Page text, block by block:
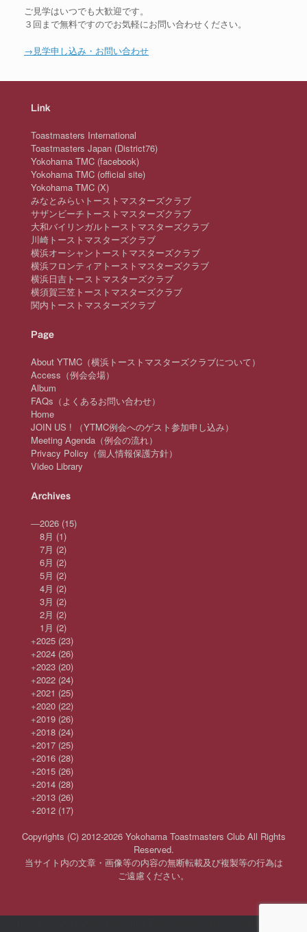
ご見学はいつでも大歓迎です。
３回まで無料ですのでお気軽にお問い合わせください。
→見学申し込み・お問い合わせ
Link
Toastmasters International
Toastmasters Japan (District76)
Yokohama TMC (facebook)
Yokohama TMC (official site)
Yokohama TMC (X)
みなとみらいトーストマスターズクラブ
サザンビーチトーストマスターズクラブ
大和バイリンガルトーストマスターズクラブ
川崎トーストマスターズクラブ
横浜オーシャントーストマスターズクラブ
横浜フロンティアトーストマスターズクラブ
横浜日吉トーストマスターズクラブ
横須賀三笠トーストマスターズクラブ
関内トーストマスターズクラブ
Page
About YTMC（横浜トーストマスターズクラブについて）
Access（例会会場）
Album
FAQs（よくあるお問い合わせ）
Home
JOIN US ! （YTMC例会へのゲスト参加申し込み）
Meeting Agenda（例会の流れ）
Privacy Policy（個人情報保護方針）
Video Library
Archives
—2026 (15)
8月 (1)
7月 (2)
6月 (2)
5月 (2)
4月 (2)
3月 (2)
2月 (2)
1月 (2)
+2025 (23)
+2024 (26)
+2023 (20)
+2022 (24)
+2021 (25)
+2020 (22)
+2019 (26)
+2018 (24)
+2017 (25)
+2016 (28)
+2015 (26)
+2014 (28)
+2013 (26)
+2012 (17)
Copyrights (C) 2012-2026 Yokohama Toastmasters Club All Rights
Reserved.
当サイト内の文章・画像等の内容の無断転載及び複製等の行為は
ご遠慮ください。